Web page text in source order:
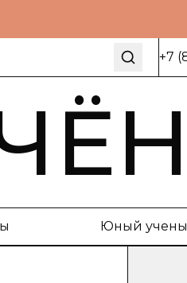
+7
Юный